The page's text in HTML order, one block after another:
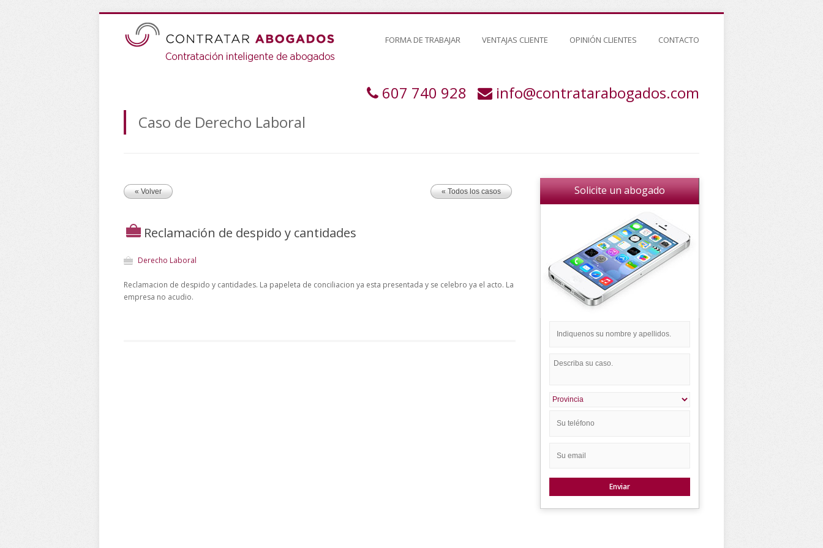
FORMA DE TRABAJAR VENTAJAS CLIENTE OPINIÓN CLIENTES CONTACTO
607 740 928
info@contratarabogados.com
Caso de Derecho Laboral
« Volver « Todos los casos
Reclamación de despido y cantidades
Derecho Laboral
Reclamacion de despido y cantidades. La papeleta de conciliacion ya esta presentada y se celebro ya el acto. La
empresa no acudio.
Solicite un abogado